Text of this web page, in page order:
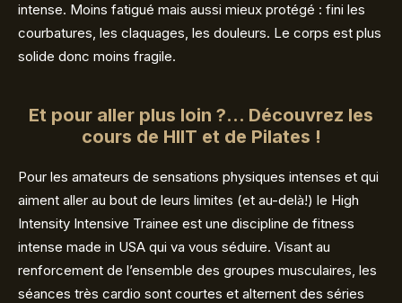
intense. Moins fatigué mais aussi mieux protégé : fini les
courbatures, les claquages, les douleurs. Le corps est plus
solide donc moins fragile.
Et pour aller plus loin ?... Découvrez les
cours de HIIT et de Pilates !
Pour les amateurs de sensations physiques intenses et qui
aiment aller au bout de leurs limites (et au-delà!) le High
Intensity Intensive Trainee est une discipline de fitness
intense made in USA qui va vous séduire. Visant au
renforcement de l’ensemble des groupes musculaires, les
séances très cardio sont courtes et alternent des séries